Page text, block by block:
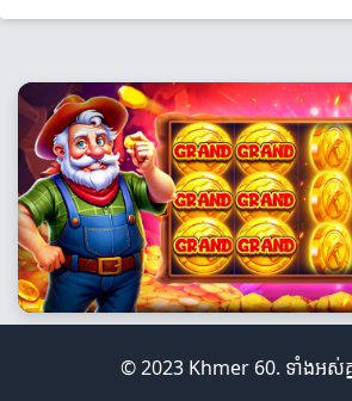
© 2023 Khmer 60. ទាំងអស់គ្